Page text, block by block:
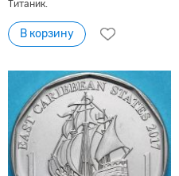
Титаник.
В корзину